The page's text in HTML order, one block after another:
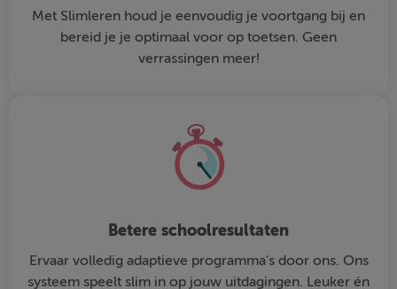
Met Slimleren houd je eenvoudig je voortgang bij en
bereid je je optimaal voor op toetsen. Geen
verrassingen meer!
Betere schoolresultaten
Ervaar volledig adaptieve programma's door ons. Ons
systeem speelt slim in op jouw uitdagingen. Leuker én